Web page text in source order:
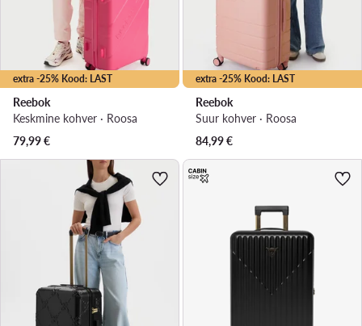
extra -25% Kood: LAST
Reebok
Keskmine kohver · Roosa
79,99€
extra -25% Kood: LAST
Reebok
Suur kohver · Roosa
84,99€